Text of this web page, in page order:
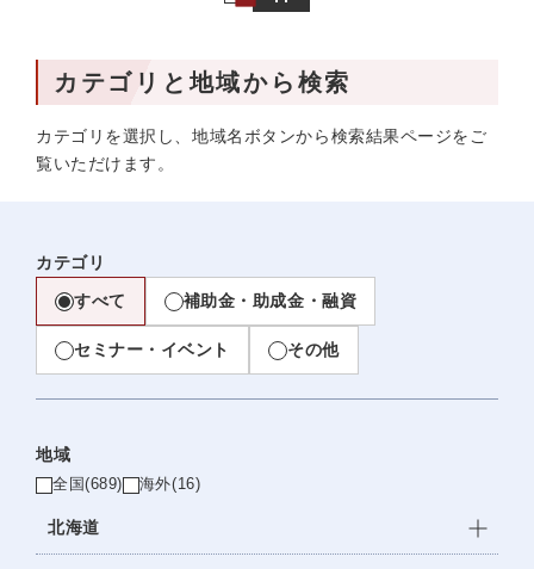
カテゴリと地域から検索
カテゴリを選択し、地域名ボタンから検索結果ページをご
覧いただけます。
カテゴリ
すべて
補助金・助成金・融資
セミナー・イベント その他
地域
全国(689) 海外(16)
北海道